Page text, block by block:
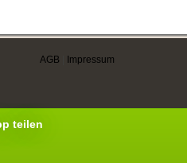
AGB Impressum
teilen